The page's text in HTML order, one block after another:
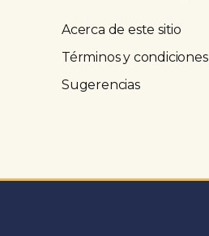
Acerca de este sitio
Términos y condiciones
Sugerencias